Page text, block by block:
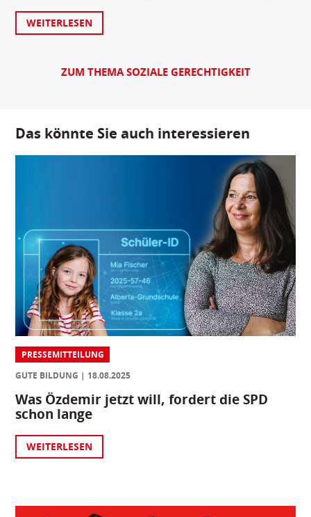
WEITERLESEN
ZUM THEMA SOZIALE GERECHTIGKEIT
Das könnte Sie auch interessieren
PRESSEMITTEILUNG
GUTE BILDUNG
18.08.2025
Was Özdemir jetzt will, fordert die SPD
schon lange
WEITERLESEN